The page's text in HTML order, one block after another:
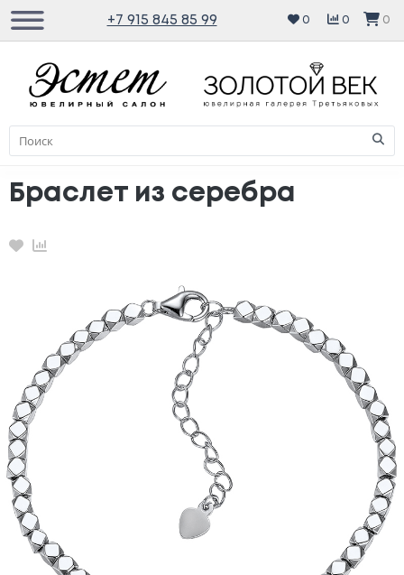
+7 915 845 85 99 0 0 0
Браслет из серебра
Избранное
Сравнение